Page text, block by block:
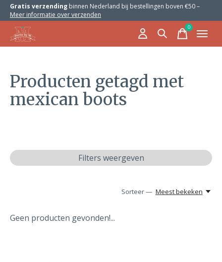
Gratis verzending binnen Nederland bij bestellingen boven €50 –
Meer informatie over verzenden
0items
Producten getagd met
mexican boots
Filters weergeven
Sorteer — Meest bekeken
Geen producten gevonden!...